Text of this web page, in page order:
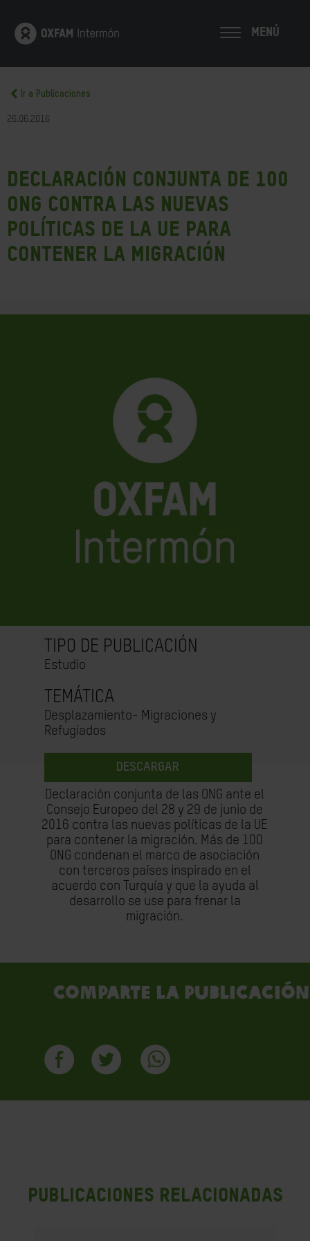
MENÚ
Ir a Publicaciones
26.06.2016
Declaración conjunta de 100
ONG contra las nuevas
políticas de la UE para
contener la migración
TIPO DE PUBLICACIÓN
Estudio
TEMÁTICA
Desplazamiento- Migraciones y
Refugiados
DESCARGAR
Declaración conjunta de las ONG ante el
Consejo Europeo del 28 y 29 de junio de
2016 contra las nuevas políticas de la UE
para contener la migración. Más de 100
ONG condenan el marco de asociación
con terceros países inspirado en el
acuerdo con Turquía y que la ayuda al
desarrollo se use para frenar la
migración.
Comparte la publicación
PUBLICACIONES RELACIONADAS